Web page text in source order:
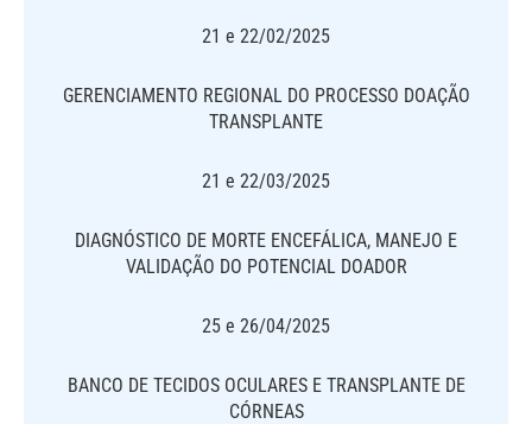
21 e 22/02/2025
GERENCIAMENTO REGIONAL DO PROCESSO DOAÇÃO
TRANSPLANTE
21 e 22/03/2025
DIAGNÓSTICO DE MORTE ENCEFÁLICA, MANEJO E
VALIDAÇÃO DO POTENCIAL DOADOR
25 e 26/04/2025
BANCO DE TECIDOS OCULARES E TRANSPLANTE DE
CÓRNEAS